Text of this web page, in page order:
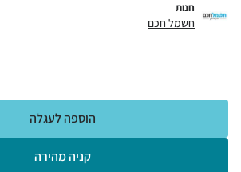
חנות
חשמל חכם
קניה מהירה
הוספה לעגלה